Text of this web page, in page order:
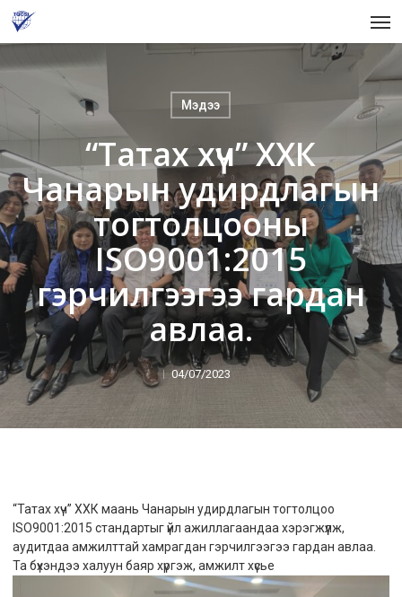
Skip
main
content
Мэдээ
“Татах хүч” ХХК
Чанарын удирдлагын
тогтолцооны
ISO9001:2015
гэрчилгээгээ гардан
авлаа.
04/07/2023
“Татах хүч” ХХК маань Чанарын удирдлагын тогтолцоо
ISO9001:2015 стандартыг үйл ажиллагаандаа хэрэгжүүлж,
аудитдаа амжилттай хамрагдан гэрчилгээгээ гардан авлаа.
Та бүхэндээ халуун баяр хүргэж, амжилт хүсье